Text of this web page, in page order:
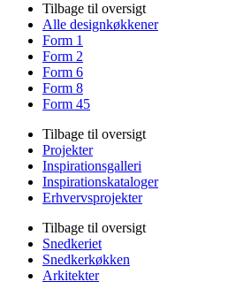
Tilbage til oversigt
Alle designkøkkener
Form 1
Form 2
Form 6
Form 8
Form 45
Tilbage til oversigt
Projekter
Inspirationsgalleri
Inspirationskataloger
Erhvervsprojekter
Tilbage til oversigt
Snedkeriet
Snedkerkøkken
Arkitekter